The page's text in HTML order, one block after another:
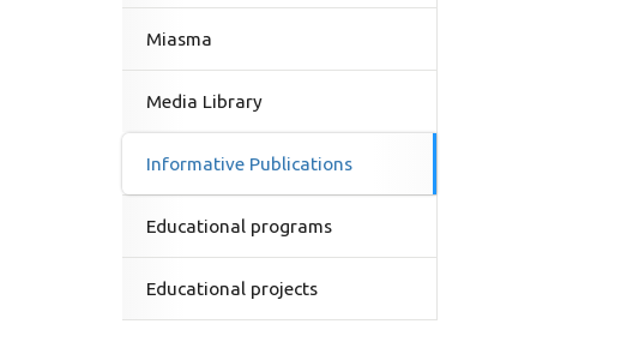
Miasma
Media Library
Informative Publications
Educational programs
Educational projects